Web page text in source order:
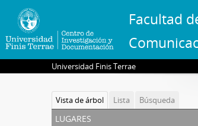
Facultad
Universidad Finis Terrae
Vista de árbol Lista Búsqueda
lugares